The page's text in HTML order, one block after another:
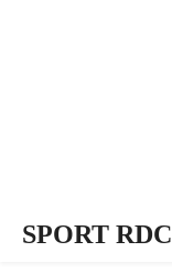
SPORT RDC